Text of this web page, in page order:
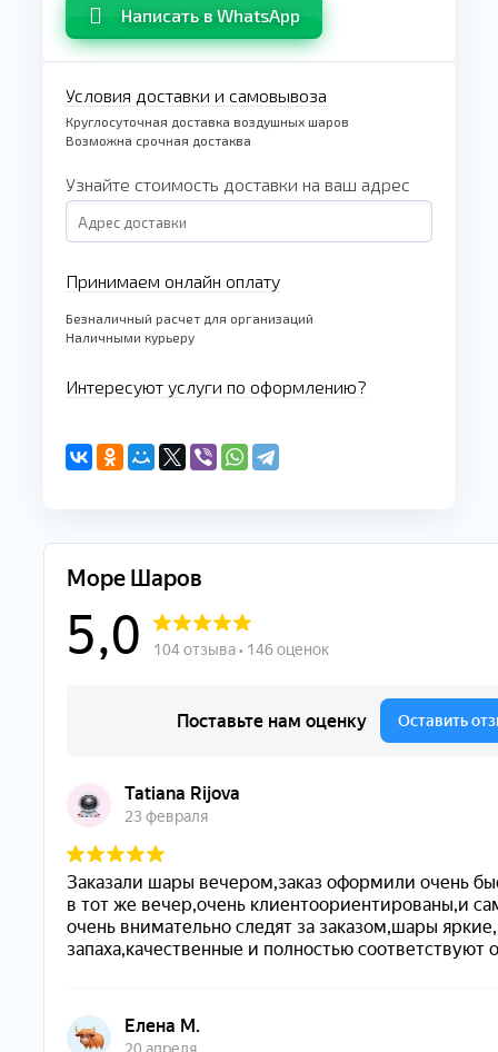
Написать в WhatsApp
Условия доставки и самовывоза
Круглосуточная доставка воздушных шаров
Возможна срочная достаква
Узнайте стоимость доставки на ваш адрес
Принимаем онлайн оплату
Безналичный расчет для организаций
Наличными курьеру
Интересуют услуги по оформлению?